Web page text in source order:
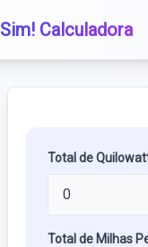
Sim! Calculadora
Total de
Total de Milhas